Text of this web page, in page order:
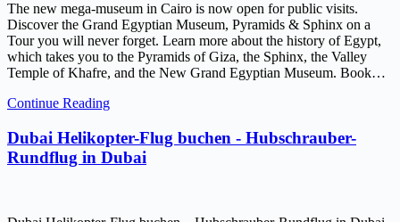
The new mega-museum in Cairo is now open for public visits.
Discover the Grand Egyptian Museum, Pyramids & Sphinx on a
Tour you will never forget. Learn more about the history of Egypt,
which takes you to the Pyramids of Giza, the Sphinx, the Valley
Temple of Khafre, and the New Grand Egyptian Museum. Book…
Continue Reading
Dubai Helikopter-Flug buchen - Hubschrauber-
Rundflug in Dubai